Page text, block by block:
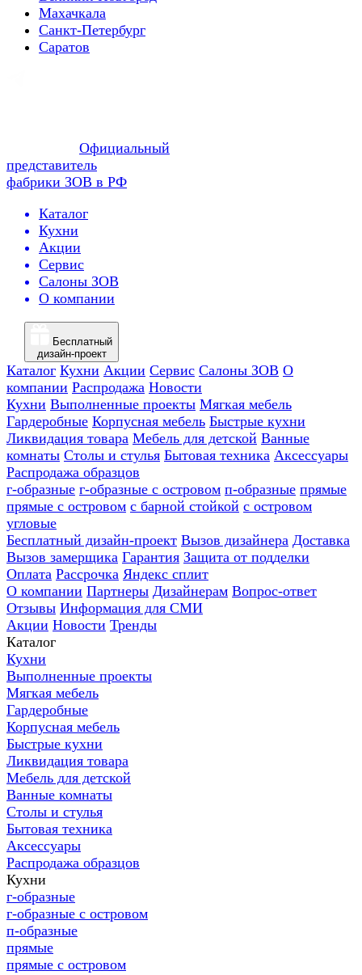
Махачкала
Санкт-Петербург
Саратов
Официальный
представитель
фабрики ЗОВ в РФ
Каталог
Кухни
Акции
Сервис
Салоны ЗОВ
О компании
Бесплатный
дизайн-проект
Каталог Кухни Акции Сервис Салоны ЗОВ О
компании Распродажа Новости
Кухни Выполненные проекты Мягкая мебель
Гардеробные Корпусная мебель Быстрые кухни
Ликвидация товара Мебель для детской Ванные
комнаты Столы и стулья Бытовая техника Аксессуары
Распродажа образцов
г-образные г-образные с островом п-образные прямые
прямые с островом с барной стойкой с островом
угловые
Бесплатный дизайн-проект Вызов дизайнера Доставка
Вызов замерщика Гарантия Защита от подделки
Оплата Рассрочка Яндекс сплит
О компании Партнеры Дизайнерам Вопрос-ответ
Отзывы Информация для СМИ
Акции Новости Тренды
Каталог
Кухни
Выполненные проекты
Мягкая мебель
Гардеробные
Корпусная мебель
Быстрые кухни
Ликвидация товара
Мебель для детской
Ванные комнаты
Столы и стулья
Бытовая техника
Аксессуары
Распродажа образцов
Кухни
г-образные
г-образные с островом
п-образные
прямые
прямые с островом